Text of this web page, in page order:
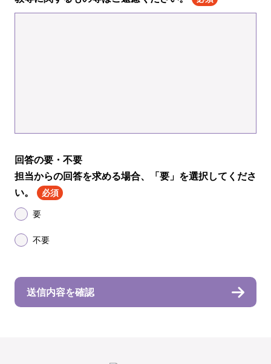
回答の要・不要
担当からの回答を求める場合、「要」を選択してくださ
い。
必須
要
不要
送信内容を確認